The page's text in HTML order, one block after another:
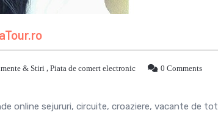
& Stiri , Piata de comert electronic
0 Comments
online sejururi, circuite, croaziere, vacante de tot